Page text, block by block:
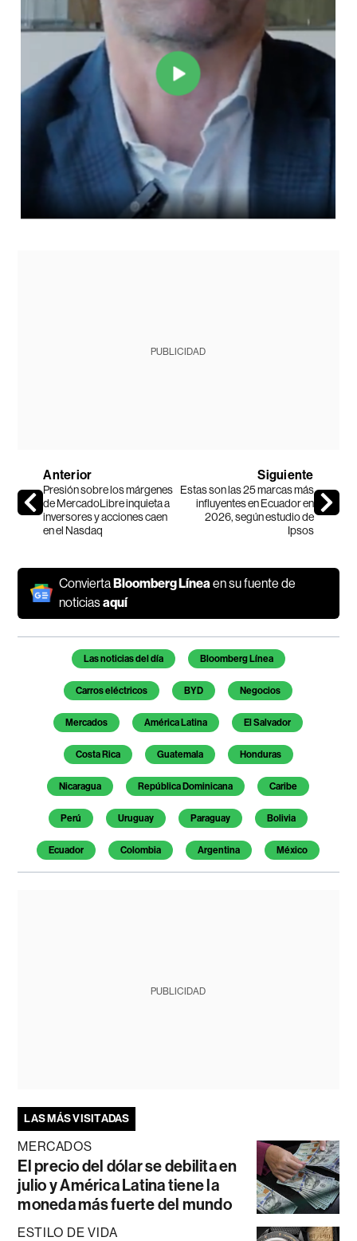
PUBLICIDAD
Anterior
Presión sobre los márgenes
de MercadoLibre inquieta a
inversores y acciones caen
en el Nasdaq
Siguiente
Estas son las 25 marcas más
influyentes en Ecuador en
2026, según estudio de
Ipsos
ConviertaBloomberg Líneaen su fuente de
noticiasaquí
Temas de este artículo
Las noticias del día Bloomberg Línea
Carros eléctricos BYD Negocios
Mercados América Latina El Salvador
Costa Rica Guatemala Honduras
Nicaragua República Dominicana Caribe
Perú Uruguay Paraguay Bolivia
Ecuador Colombia Argentina México
PUBLICIDAD
LAS MÁS VISITADAS
MERCADOS
El precio del dólar se debilita en
julio y América Latina tiene la
moneda más fuerte del mundo
ESTILO DE VIDA